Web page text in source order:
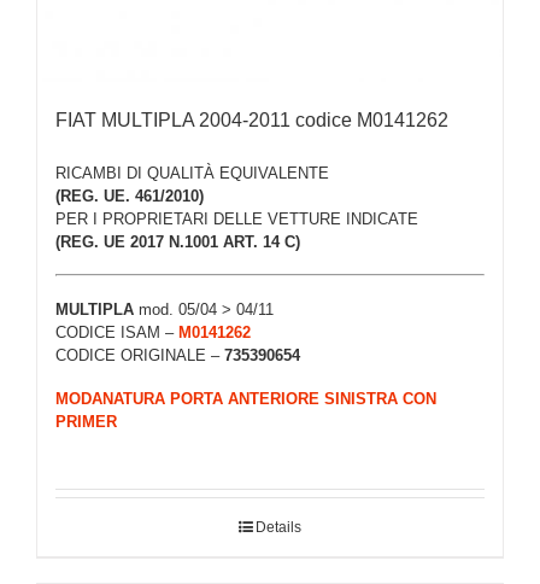
FIAT MULTIPLA 2004-2011 codice M0141262
RICAMBI DI QUALITÀ EQUIVALENTE
(REG. UE. 461/2010)
PER I PROPRIETARI DELLE VETTURE INDICATE
(REG. UE 2017 N.1001 ART. 14 C)
MULTIPLA mod. 05/04 > 04/11
CODICE ISAM – M0141262
CODICE ORIGINALE – 735390654
MODANATURA PORTA ANTERIORE SINISTRA CON
PRIMER
Details